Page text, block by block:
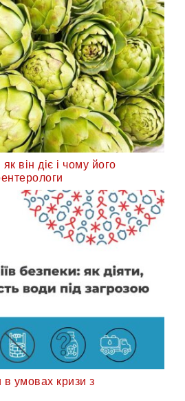
він діє і чому його
в умовах кризи з